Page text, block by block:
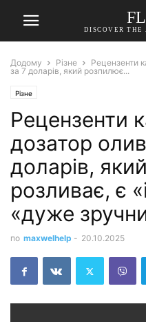
DISCOVER THE
Додому Різне
Рецензенти
за 7 доларів, який розпилює...
Різне
Рецензенти
дозатор
доларів,
розливає, є
«дуже
по maxwelhelp - 20.10.2025